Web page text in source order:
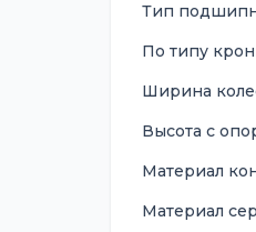
Тип
По типу
Ширина
Высота с
Материал
Материал